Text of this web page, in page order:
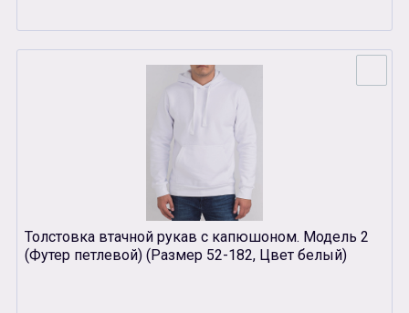
Толстовка втачной рукав с капюшоном. Модель 2
(Футер петлевой) (Размер 52-182, Цвет белый)